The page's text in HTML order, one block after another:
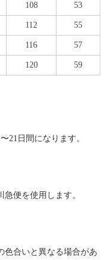
108 53
112 55
116 57
120 59
21日間になります。
便を使用します。
合いと異なる場合があ